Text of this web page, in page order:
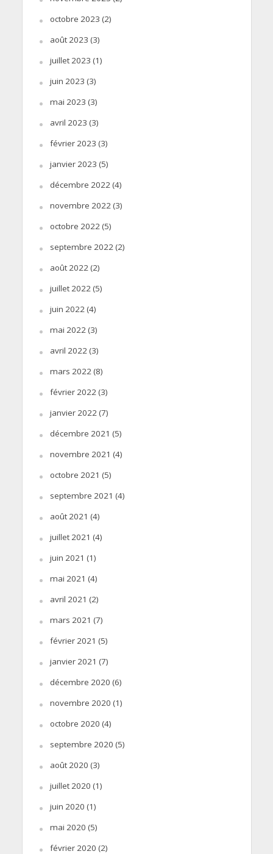
octobre 2023 (2)
août 2023 (3)
juillet 2023 (1)
juin 2023 (3)
mai 2023 (3)
avril 2023 (3)
février 2023 (3)
janvier 2023 (5)
décembre 2022(4)
novembre 2022(3)
octobre 2022(5)
septembre 2022(2)
août 2022(2)
juillet 2022(5)
juin 2022(4)
mai 2022(3)
avril 2022(3)
mars 2022(8)
février 2022(3)
janvier 2022(7)
décembre 2021 (5)
novembre 2021 (4)
octobre 2021 (5)
septembre 2021 (4)
août 2021 (4)
juillet 2021 (4)
juin 2021 (1)
mai 2021 (4)
avril 2021 (2)
mars 2021 (7)
février 2021 (5)
janvier 2021 (7)
décembre 2020 (6)
novembre 2020 (1)
octobre 2020 (4)
septembre 2020 (5)
août 2020 (3)
juillet 2020 (1)
juin 2020 (1)
mai 2020 (5)
février 2020 (2)